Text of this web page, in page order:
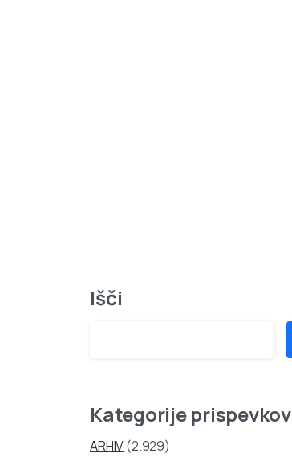
Išči
Kategorije prispevkov
ARHIV(2.929)